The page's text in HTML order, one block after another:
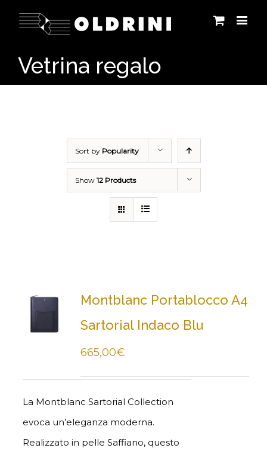
Vetrina regalo
Sort by Popularity
Show 12 Products
Montblanc Portablocco A4
Sartorial Indaco Blu
665,00€
La Montblanc Sartorial Collection
evoca un’eleganza moderna.
Realizzato in pelle Saffiano, questo